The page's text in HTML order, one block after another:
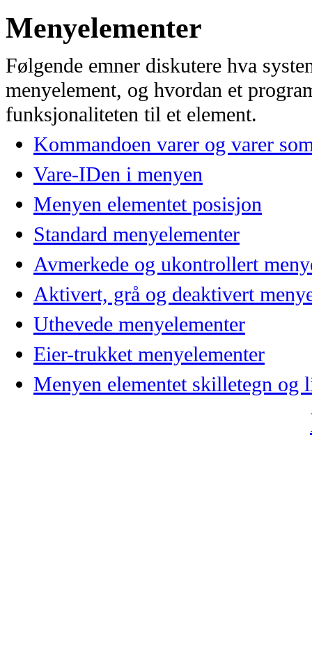
Menyelementer
Følgende emner diskutere hva
menyelement, og hvordan et
funksjonaliteten til et element.
Kommandoen varer og varer
Vare-IDen i menyen
Menyen elementet posisjon
Standard menyelementer
Avmerkede og ukontrollert
Aktivert, grå og deaktivert
Uthevede menyelementer
Eier-trukket menyelementer
Menyen elementet skilletegn og